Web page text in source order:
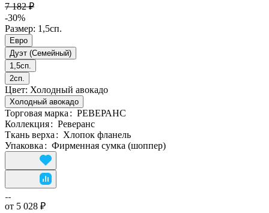
7 182 ₽
-30%
Размер: 1,5сп.
Евро
Дуэт (Семейный)
1,5сп.
2сп.
Цвет: Холодный авокадо
Холодный авокадо
Торговая марка : РЕВЕРАНС
Коллекция: Реверанс
Ткань верха : Хлопок фланель
Упаковка : Фирменная сумка (шоппер)
от 5 028 ₽